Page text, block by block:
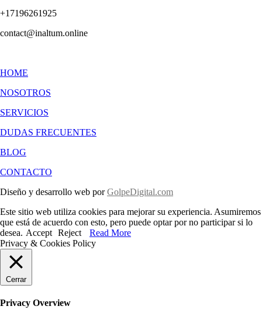
+17196261925
contact@inaltum.online
HOME
NOSOTROS
SERVICIOS
DUDAS FRECUENTES
BLOG
CONTACTO
Diseño y desarrollo web porGolpeDigital.com
Este sitio web utiliza cookies para mejorar su experiencia. Asumiremos
que está de acuerdo con esto, pero puede optar por no participar si lo
desea. Accept Reject
Read More
Privacy & Cookies Policy
Cerrar
Privacy Overview